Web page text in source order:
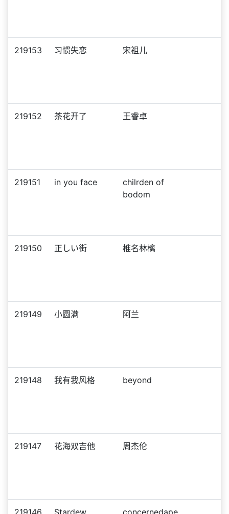
219153 习惯失恋 宋祖儿
219152 茶花开了 王睿卓
219151 in you face
chilrden of
bodom
219150 正しい街 椎名林檎
219149 小圆满 阿兰
219148 我有我风格 beyond
219147 花海双吉他 周杰伦
219146
Stardew
concernedape